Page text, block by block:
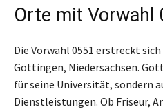
Orte mit Vorwahl
Die Vorwahl 0551 erstreckt
Göttingen, Niedersachsen.
für seine Universität, sondern
Dienstleistungen. Ob Friseur,